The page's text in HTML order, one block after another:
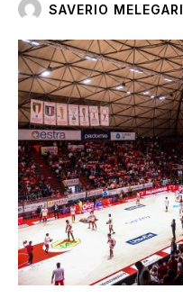
SAVERIO MELEGARI